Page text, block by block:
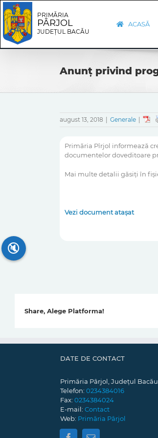
Skip
to
content
Skip
Navigation
PRIMĂRIA
PÂRJOL
JUDEȚUL BACĂU
ACASĂ
Anunț privind
august 13, 2018 Generale
Primăria Pîrjol informează
documentelor doveditoare
Mai multe detalii găsiți în
Vezi document atașat
Share, Alege Platforma!
DATE DE CONTACT
Primăria Pârjol, Județul Bacău
Telefon: 0234384016
Fax: 0234384024
E-mail: Contact
Web: Primăria Pârjol
🔇